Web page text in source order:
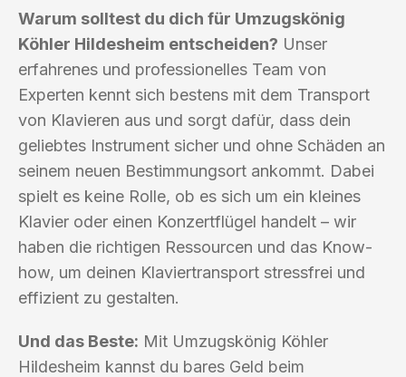
Warum solltest du dich für Umzugskönig
Köhler Hildesheim entscheiden? Unser
erfahrenes und professionelles Team von
Experten kennt sich bestens mit dem Transport
von Klavieren aus und sorgt dafür, dass dein
geliebtes Instrument sicher und ohne Schäden an
seinem neuen Bestimmungsort ankommt. Dabei
spielt es keine Rolle, ob es sich um ein kleines
Klavier oder einen Konzertflügel handelt – wir
haben die richtigen Ressourcen und das Know-
how, um deinen Klaviertransport stressfrei und
effizient zu gestalten.
Und das Beste: Mit Umzugskönig Köhler
Hildesheim kannst du bares Geld beim